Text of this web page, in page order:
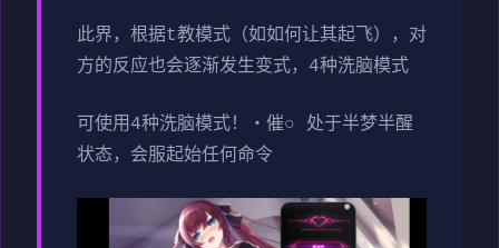
此界，根据t教模式（如如何让其起飞），对
方的反应也会逐渐发生变式，4种洗脑模式
可使用4种洗脑模式！・催○ 处于半梦半醒
状态，会服起始任何命令